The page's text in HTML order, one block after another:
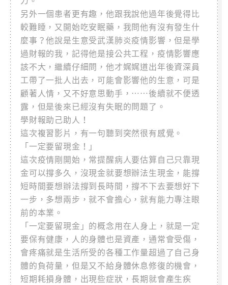
另外一個患者更有趣，他跟我說他過年後覺得比
較難睡，又開始吃安眠藥，我問他有沒有發生什
麼事？他說是生意受武漢肺炎疫情影響，但是學
過財報的我，記得他是接公共工程，疫情影響應
該不大，繼續仔細問，他才娓娓道出年後資深員
工帶了一批人出去，可能會影響他的生意，可是
顧著人情，又不好意思動手，……後續就不便透
露，但是後來已經沒有失眠的問題了。
學財報助己助人！
這次複習影片，有一句聽到突然很有感覺。
「一定要留現金！」
這次疫情剛開始，常提醒病人要估算自己只靠現
金可以撐多久，沒現金就要想辦法生現金，能撐
短時間要想辦法撐到長時間，撐不下去要想好下
一步，多想兩步，就不會擔心，就有能力專注眼
前的本業。
「一定要留現金」的概念用在人身上，就是一定
要保有健康，人的身體也是資產，通常會受傷，
會疼痛就是生活所受的各種工作量超過了自己身
體的負荷量，但是又不給身體休息修復的機會，
短期耗損身體，出現些症狀，長期就會產生疾